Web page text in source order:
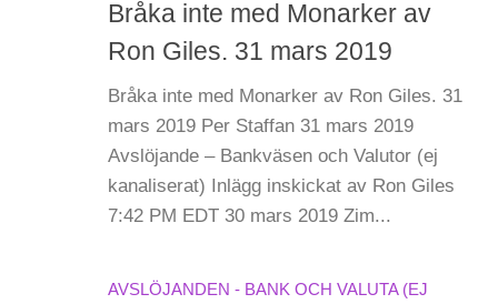
Bråka inte med Monarker av
Ron Giles. 31 mars 2019
Bråka inte med Monarker av Ron Giles. 31
mars 2019 Per Staffan 31 mars 2019
Avslöjande – Bankväsen och Valutor (ej
kanaliserat) Inlägg inskickat av Ron Giles
7:42 PM EDT 30 mars 2019 Zim...
AVSLÖJANDEN - BANK OCH VALUTA (EJ